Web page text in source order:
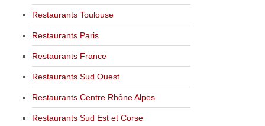
Restaurants Toulouse
Restaurants Paris
Restaurants France
Restaurants Sud Ouest
Restaurants Centre Rhône Alpes
Restaurants Sud Est et Corse